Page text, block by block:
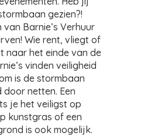
gezien?!
Barnie’s Verhuur
Wie rent, vliegt of
naar het einde van de
vinden veiligheid
is de stormbaan
door netten. Een
je het veiligst op
kunstgras of een
is ook mogelijk.